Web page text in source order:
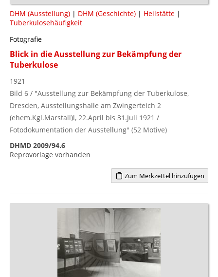
DHM (Ausstellung) | DHM (Geschichte) | Heilstätte |
Tuberkulosehäufigkeit
Fotografie
Blick in die Ausstellung zur Bekämpfung der
Tuberkulose
1921
Bild 6 / "Ausstellung zur Bekämpfung der Tuberkulose,
Dresden, Ausstellungshalle am Zwingerteich 2
(ehem.Kgl.Marstall)l, 22.April bis 31.Juli 1921 /
Fotodokumentation der Ausstellung" (52 Motive)
DHMD 2009/94.6
Reprovorlage vorhanden
Zum Merkzettel hinzufügen